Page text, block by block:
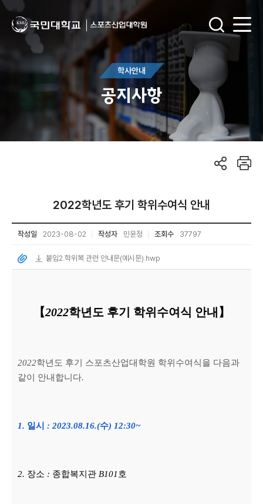
학사안내
공지사항
2022학년도 후기 학위수여식 안내
작성일 2023-08-02 작성자 민윤정 조회수 37797
붙임2.학위복 관련 안내문(예시문).hwp
【2022학년도 후기 학위수여식 안내 】
2022학년도 후기 스포츠산업대학원 학위수여식을 다음과
같이 안내합니다.
1. 일시 : 2023.08.16.(수) 12:30~
2. 장소 : 종합복지관 B101호